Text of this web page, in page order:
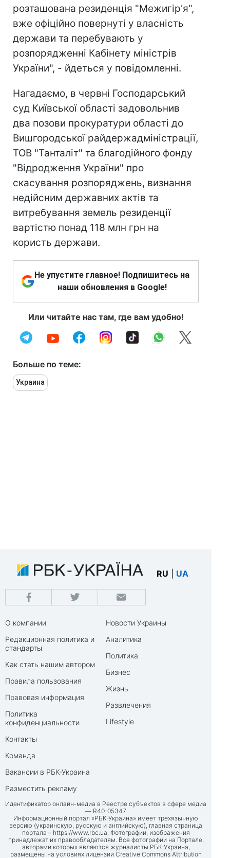
розташована резиденція "Межигір'я",
вже офіційно повернуті у власність
держави та перебувають у
розпорядженні Кабінету міністрів
України", - йдеться у повідомленні.
Нагадаємо, в червні Господарський
суд Київської області задовольнив
два позови прокуратури області до
Вишгородської райдержадміністрації,
ТОВ "Танталіт" та благодійного фонду
"Відродження України" про
скасування розпоряджень, визнання
недійсним державних актів та
витребування земель резиденції
вартістю понад 118 млн грн на
користь держави.
Не упустите главное! Подпишитесь на
наши обновления в Google!
Или читайте нас там, где вам удобно!
Больше по теме:
Украина
RU UA
О компании
Редакционная политика и
стандарты
Как стать нашим автором
Правила пользования
Правовая информация
Политика
конфиденциальности
Контакты
Команда
Вакансии в РБК-Украина
Разместить рекламу
Новости Украины
Аналитика
Политика
Бизнес
Жизнь
Развлечения
Lifestyle
Идентификатор онлайн-медиа в Реестре субъектов в сфере медиа
— R40-05347
Информационный портал «РБК-Украина» имеет трехязычную
версию (украинскую, русскую и английскую), главная страница
портала – https://www.rbc.ua. Фотографии, изображения
принадлежат их правообладателям. Все фотографии на Портале,
авторами которых являются журналисты РБК-Украина,
размещены на условиях лицензии Creative Commons Attribution